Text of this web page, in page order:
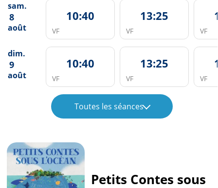
sam.
8
août
10:40
VF
13:25
VF VF
dim.
9
août
10:40
VF
13:25
VF VF
Toutes les séances
Petits Contes sous